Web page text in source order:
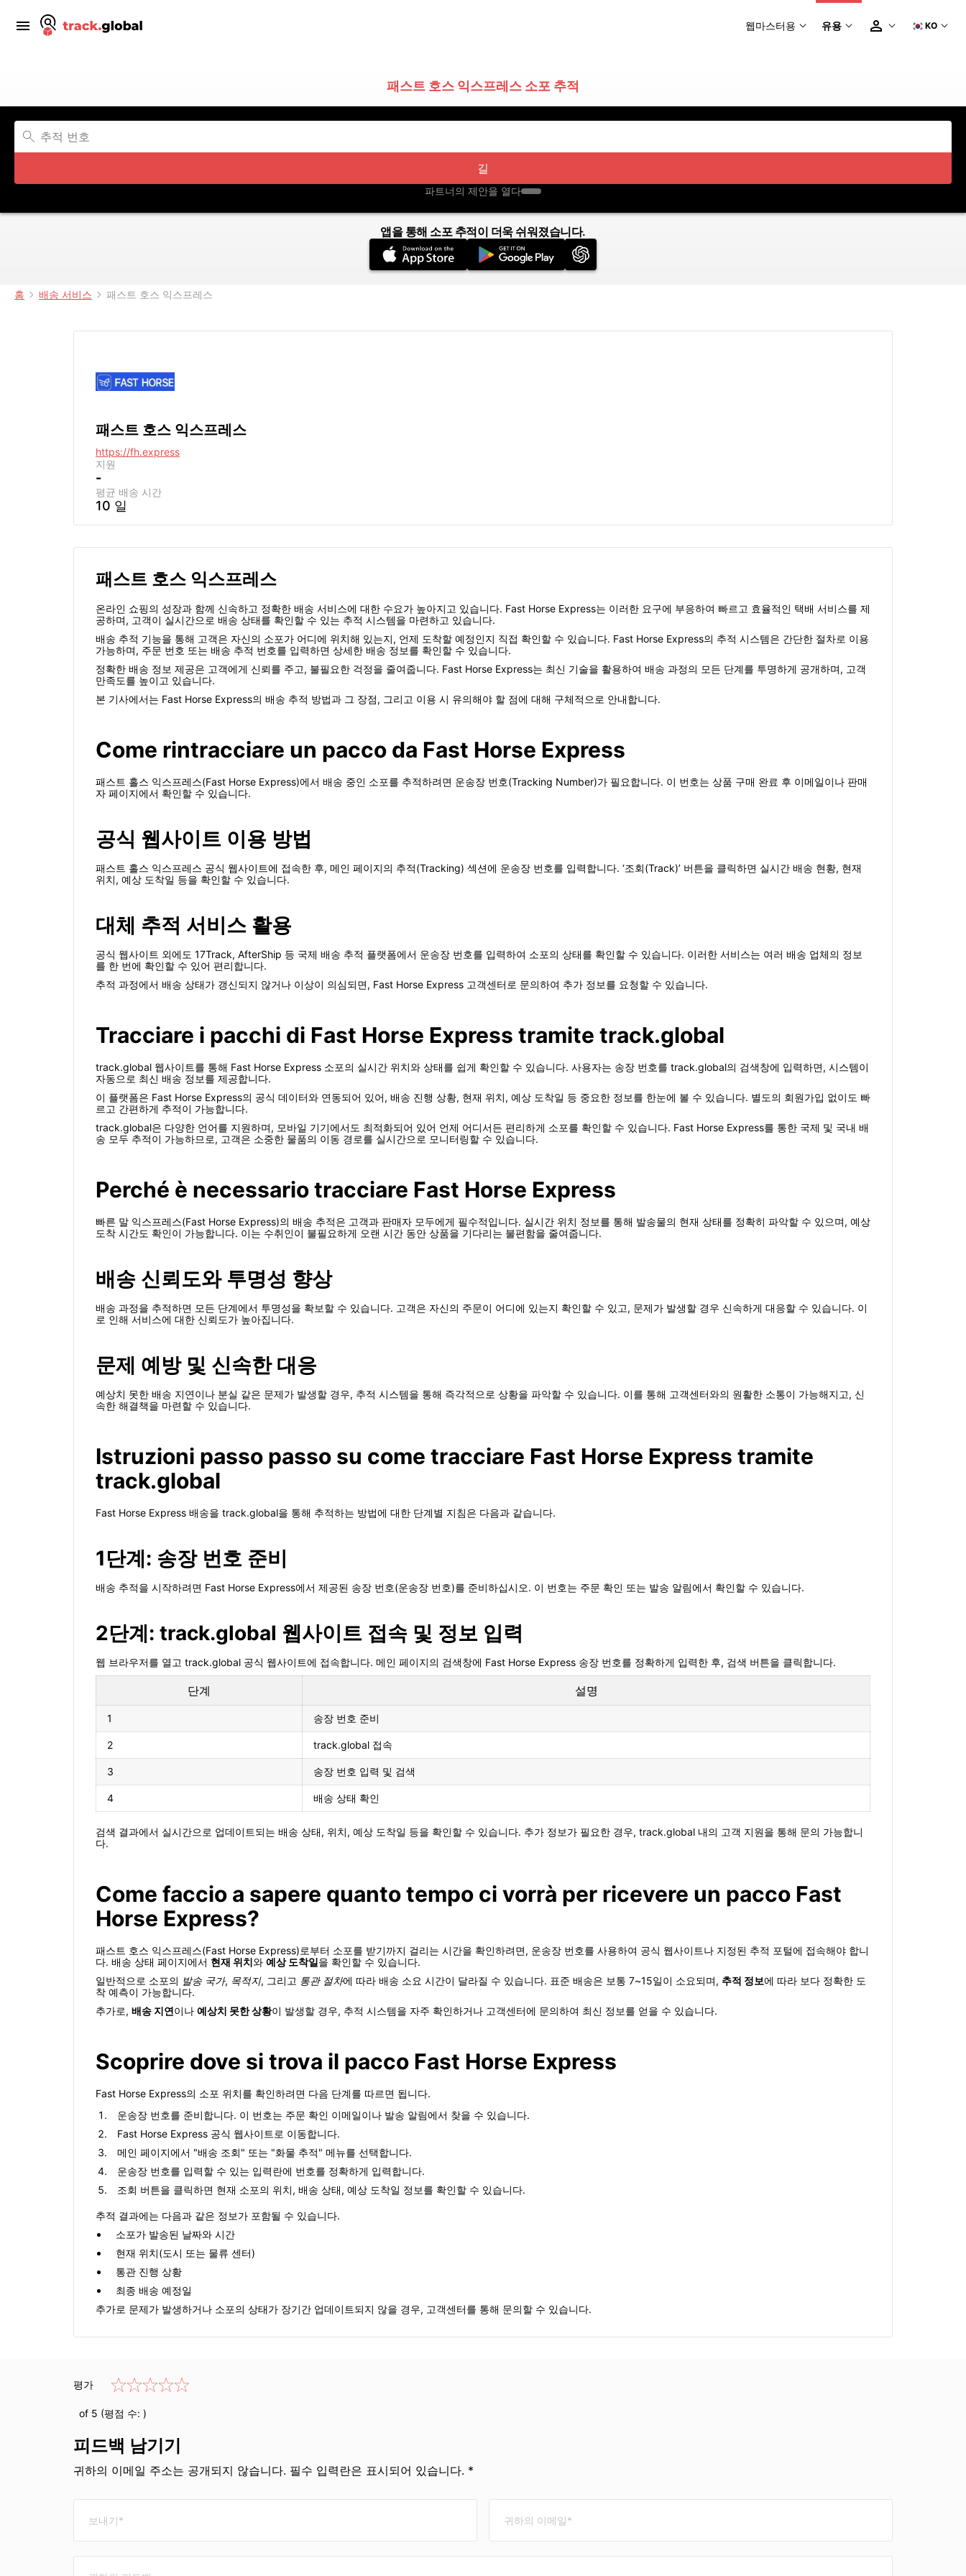
웹마스터용 유용 KO
패스트 호스 익스프레스 소포 추적
길
파트너의 제안을 열다
앱을 통해 소포 추적이 더욱 쉬워졌습니다.
홈 배송 서비스 패스트 호스 익스프레스
패스트 호스 익스프레스
https://fh.express
지원
-
평균 배송 시간
10 일
패스트 호스 익스프레스
온라인 쇼핑의 성장과 함께 신속하고 정확한 배송 서비스에 대한 수요가 높아지고 있습니다. Fast Horse Express는 이러한 요구에 부응하여 빠르고 효율적인 택배 서비스를 제
공하며, 고객이 실시간으로 배송 상태를 확인할 수 있는 추적 시스템을 마련하고 있습니다.
배송 추적 기능을 통해 고객은 자신의 소포가 어디에 위치해 있는지, 언제 도착할 예정인지 직접 확인할 수 있습니다. Fast Horse Express의 추적 시스템은 간단한 절차로 이용
가능하며, 주문 번호 또는 배송 추적 번호를 입력하면 상세한 배송 정보를 확인할 수 있습니다.
정확한 배송 정보 제공은 고객에게 신뢰를 주고, 불필요한 걱정을 줄여줍니다. Fast Horse Express는 최신 기술을 활용하여 배송 과정의 모든 단계를 투명하게 공개하며, 고객
만족도를 높이고 있습니다.
본 기사에서는 Fast Horse Express의 배송 추적 방법과 그 장점, 그리고 이용 시 유의해야 할 점에 대해 구체적으로 안내합니다.
Come rintracciare un pacco da Fast Horse Express
패스트 홀스 익스프레스(Fast Horse Express)에서 배송 중인 소포를 추적하려면 운송장 번호(Tracking Number)가 필요합니다. 이 번호는 상품 구매 완료 후 이메일이나 판매
자 페이지에서 확인할 수 있습니다.
공식 웹사이트 이용 방법
패스트 홀스 익스프레스 공식 웹사이트에 접속한 후, 메인 페이지의 추적(Tracking) 섹션에 운송장 번호를 입력합니다. ‘조회(Track)’ 버튼을 클릭하면 실시간 배송 현황, 현재
위치, 예상 도착일 등을 확인할 수 있습니다.
대체 추적 서비스 활용
공식 웹사이트 외에도 17Track, AfterShip 등 국제 배송 추적 플랫폼에서 운송장 번호를 입력하여 소포의 상태를 확인할 수 있습니다. 이러한 서비스는 여러 배송 업체의 정보
를 한 번에 확인할 수 있어 편리합니다.
추적 과정에서 배송 상태가 갱신되지 않거나 이상이 의심되면, Fast Horse Express 고객센터로 문의하여 추가 정보를 요청할 수 있습니다.
Tracciare i pacchi di Fast Horse Express tramite track.global
track.global 웹사이트를 통해 Fast Horse Express 소포의 실시간 위치와 상태를 쉽게 확인할 수 있습니다. 사용자는 송장 번호를 track.global의 검색창에 입력하면, 시스템이
자동으로 최신 배송 정보를 제공합니다.
이 플랫폼은 Fast Horse Express의 공식 데이터와 연동되어 있어, 배송 진행 상황, 현재 위치, 예상 도착일 등 중요한 정보를 한눈에 볼 수 있습니다. 별도의 회원가입 없이도 빠
르고 간편하게 추적이 가능합니다.
track.global은 다양한 언어를 지원하며, 모바일 기기에서도 최적화되어 있어 언제 어디서든 편리하게 소포를 확인할 수 있습니다. Fast Horse Express를 통한 국제 및 국내 배
송 모두 추적이 가능하므로, 고객은 소중한 물품의 이동 경로를 실시간으로 모니터링할 수 있습니다.
Perché è necessario tracciare Fast Horse Express
빠른 말 익스프레스(Fast Horse Express)의 배송 추적은 고객과 판매자 모두에게 필수적입니다. 실시간 위치 정보를 통해 발송물의 현재 상태를 정확히 파악할 수 있으며, 예상
도착 시간도 확인이 가능합니다. 이는 수취인이 불필요하게 오랜 시간 동안 상품을 기다리는 불편함을 줄여줍니다.
배송 신뢰도와 투명성 향상
배송 과정을 추적하면 모든 단계에서 투명성을 확보할 수 있습니다. 고객은 자신의 주문이 어디에 있는지 확인할 수 있고, 문제가 발생할 경우 신속하게 대응할 수 있습니다. 이
로 인해 서비스에 대한 신뢰도가 높아집니다.
문제 예방 및 신속한 대응
예상치 못한 배송 지연이나 분실 같은 문제가 발생할 경우, 추적 시스템을 통해 즉각적으로 상황을 파악할 수 있습니다. 이를 통해 고객센터와의 원활한 소통이 가능해지고, 신
속한 해결책을 마련할 수 있습니다.
Istruzioni passo passo su come tracciare Fast Horse Express tramite
track.global
Fast Horse Express 배송을 track.global을 통해 추적하는 방법에 대한 단계별 지침은 다음과 같습니다.
1단계: 송장 번호 준비
배송 추적을 시작하려면 Fast Horse Express에서 제공된 송장 번호(운송장 번호)를 준비하십시오. 이 번호는 주문 확인 또는 발송 알림에서 확인할 수 있습니다.
2단계: track.global 웹사이트 접속 및 정보 입력
웹 브라우저를 열고 track.global 공식 웹사이트에 접속합니다. 메인 페이지의 검색창에 Fast Horse Express 송장 번호를 정확하게 입력한 후, 검색 버튼을 클릭합니다.
단계 설명
1 송장 번호 준비
2 track.global 접속
3 송장 번호 입력 및 검색
4 배송 상태 확인
검색 결과에서 실시간으로 업데이트되는 배송 상태, 위치, 예상 도착일 등을 확인할 수 있습니다. 추가 정보가 필요한 경우, track.global 내의 고객 지원을 통해 문의 가능합니
다.
Come faccio a sapere quanto tempo ci vorrà per ricevere un pacco Fast
Horse Express?
패스트 호스 익스프레스(Fast Horse Express)로부터 소포를 받기까지 걸리는 시간을 확인하려면, 운송장 번호를 사용하여 공식 웹사이트나 지정된 추적 포털에 접속해야 합니
다. 배송 상태 페이지에서 현재 위치와 예상 도착일을 확인할 수 있습니다.
일반적으로 소포의 발송 국가, 목적지, 그리고 통관 절차에 따라 배송 소요 시간이 달라질 수 있습니다. 표준 배송은 보통 7~15일이 소요되며, 추적 정보에 따라 보다 정확한 도
착 예측이 가능합니다.
추가로, 배송 지연이나 예상치 못한 상황이 발생할 경우, 추적 시스템을 자주 확인하거나 고객센터에 문의하여 최신 정보를 얻을 수 있습니다.
Scoprire dove si trova il pacco Fast Horse Express
Fast Horse Express의 소포 위치를 확인하려면 다음 단계를 따르면 됩니다.
운송장 번호를 준비합니다. 이 번호는 주문 확인 이메일이나 발송 알림에서 찾을 수 있습니다.
Fast Horse Express 공식 웹사이트로 이동합니다.
메인 페이지에서 "배송 조회" 또는 "화물 추적" 메뉴를 선택합니다.
운송장 번호를 입력할 수 있는 입력란에 번호를 정확하게 입력합니다.
조회 버튼을 클릭하면 현재 소포의 위치, 배송 상태, 예상 도착일 정보를 확인할 수 있습니다.
추적 결과에는 다음과 같은 정보가 포함될 수 있습니다.
소포가 발송된 날짜와 시간
현재 위치(도시 또는 물류 센터)
통관 진행 상황
최종 배송 예정일
추가로 문제가 발생하거나 소포의 상태가 장기간 업데이트되지 않을 경우, 고객센터를 통해 문의할 수 있습니다.
평가
of 5 (평점 수: )
피드백 남기기
귀하의 이메일 주소는 공개되지 않습니다. 필수 입력란은 표시되어 있습니다. *